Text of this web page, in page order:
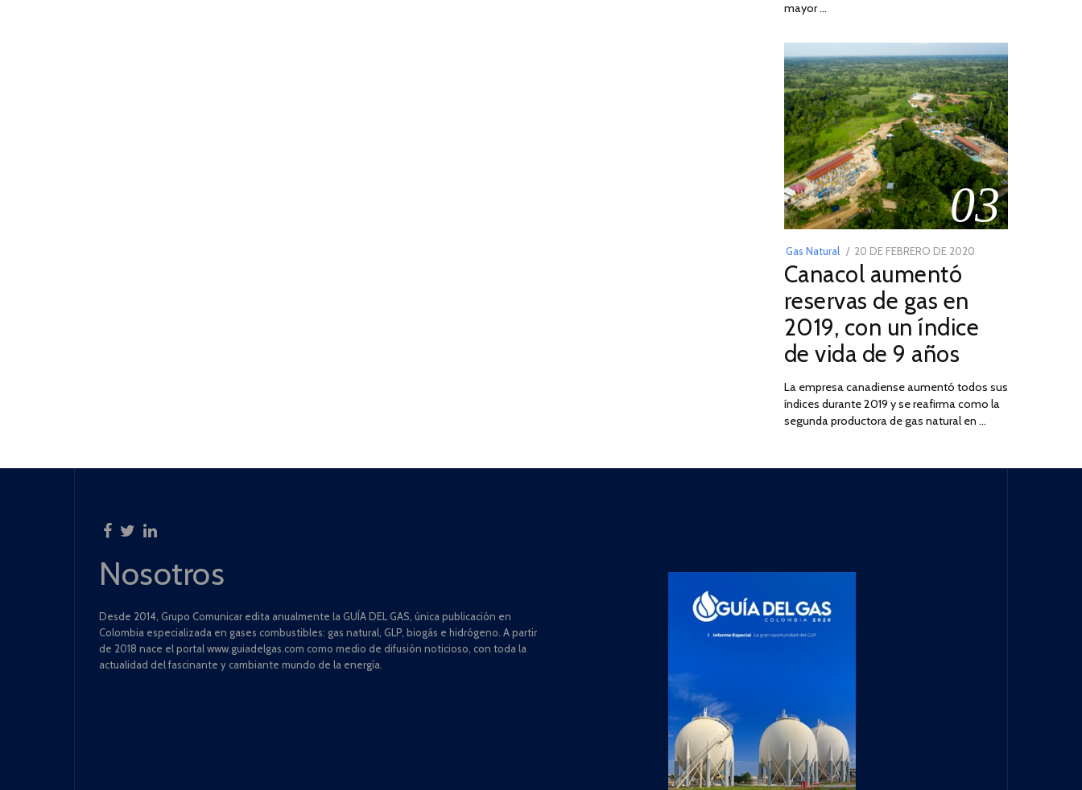
mayor …
03
Gas Natural
POSTED
ON
20 DE FEBRERO DE 2020
2025
Canacol aumentó
reservas de gas en
2019, con un índice
de vida de 9 años
La empresa canadiense aumentó todos sus
índices durante 2019 y se reafirma como la
segunda productora de gas natural en …
Nosotros
Desde 2014, Grupo Comunicar edita anualmente la GUÍA DEL GAS, única publicación en
Colombia especializada en gases combustibles: gas natural, GLP, biogás e hidrógeno. A partir
de 2018 nace el portal www.guiadelgas.com como medio de difusión noticioso, con toda la
actualidad del fascinante y cambiante mundo de la energía.